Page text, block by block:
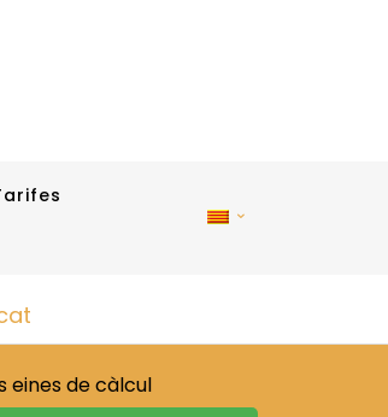
eines de càlcul